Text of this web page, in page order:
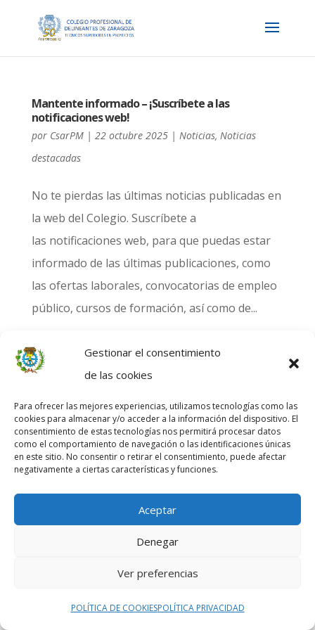
Gestionar el consentimiento
de las cookies
Para ofrecer las mejores experiencias, utilizamos tecnologías como las
cookies para almacenar y/o acceder a la información del dispositivo. El
consentimiento de estas tecnologías nos permitirá procesar datos
como el comportamiento de navegación o las identificaciones únicas
en este sitio. No consentir o retirar el consentimiento, puede afectar
negativamente a ciertas características y funciones.
Aceptar
Denegar
Ver preferencias
POLÍTICA DE COOKIESPOLÍTICA PRIVACIDAD
Mantente informado – ¡Suscríbete a las
notificaciones web!
por CsarPM| 22 octubre 2025| Noticias, Noticias
destacadas
No te pierdas las últimas noticias publicadas en
la web del Colegio. Suscríbete a
las notificaciones web, para que puedas estar
informado de las últimas publicaciones, como
las ofertas laborales, convocatorias de empleo
público, cursos de formación, así como de...